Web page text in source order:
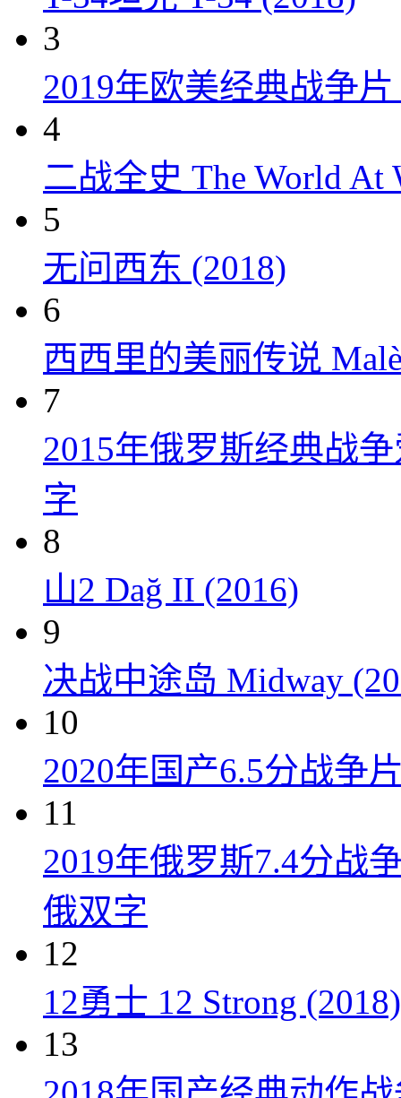
3
2019年欧美经典战争
4
二战全史 The World At
5
无问西东 (2018)
6
西西里的美丽传说
7
2015年俄罗斯经典战
字
8
山2 Dağ II (2016)
9
决战中途岛 Midway
10
2020年国产6.5分战争
11
2019年俄罗斯7.4分战
俄双字
12
12勇士 12 Strong (2018)
13